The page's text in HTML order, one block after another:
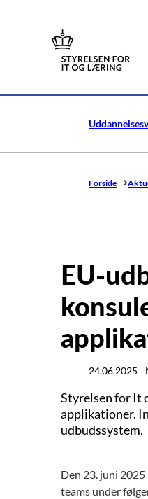
Forside
EU-
24.06.2025
Styrelsen for It
applikationer.
udbudssystem.
Den 23. juni
teams under